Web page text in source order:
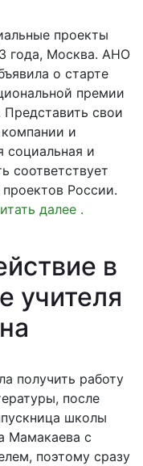
проекты
года, Москва. АНО
о старте
премии
свои
и
социальная и
соответствует
России.
далее .
в
учителя
получить работу
после
школы
Мамакаева с
поэтому сразу